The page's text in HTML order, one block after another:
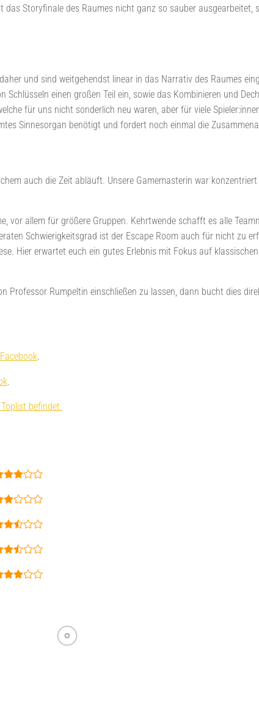
Storyfinale des Raumes nicht ganz so sauber ausgearbeitet,
und sind weitgehendst linear in das Narrativ des Raumes
einen großen Teil ein, sowie das Kombinieren und
für uns nicht sonderlich neu waren, aber für viele
Sinnesorgan benötigt und fordert noch einmal die
auch die Zeit abläuft. Unsere Gamemasterin war
vor allem für größere Gruppen. Kehrtwende schafft es alle
Schwierigkeitsgrad ist der Escape Room auch für nicht zu
Hier erwartet euch ein gutes Erlebnis mit Fokus auf
Professor Rumpeltin einschließen zu lassen, dann bucht dies
.
.
befindet.